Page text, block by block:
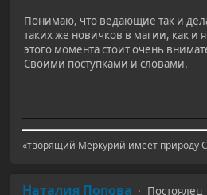
Понимаю, что ведающие так и
таких же новичков в магии, как и я
этого момента стоит очень
Своими поступками и словами.
«творящий Меркурий имеет природу
Наталия Попова
Постоялец